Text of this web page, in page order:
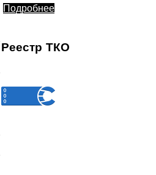
Подробнее
Реестр ТКО